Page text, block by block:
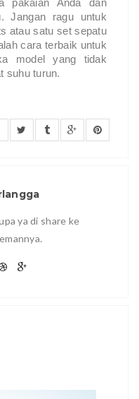
pakaian Anda dan
Jangan ragu untuk
atau satu set sepatu
cara terbaik untuk
model yang tidak
suhu turun.
ya di share ke